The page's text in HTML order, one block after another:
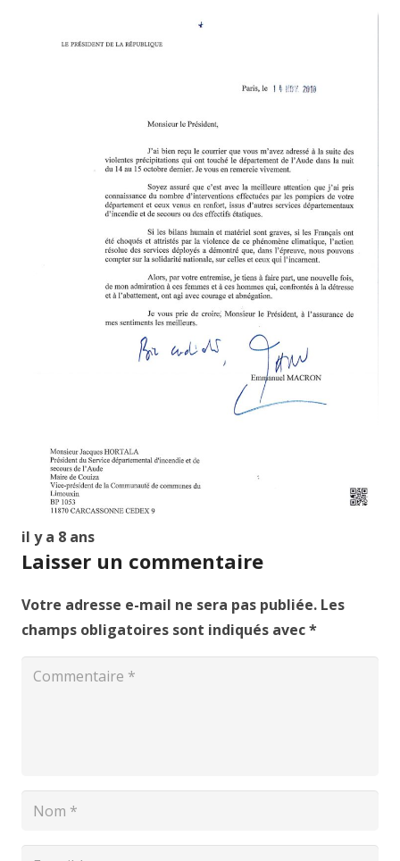
il y a 8 ans
Laisser un commentaire
Votre adresse e-mail ne sera pas publiée. Les
champs obligatoires sont indiqués avec*